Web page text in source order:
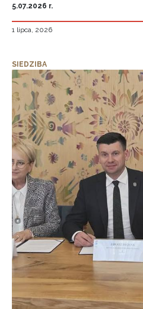
5.07.2026 r.
1 lipca, 2026
SIEDZIBA